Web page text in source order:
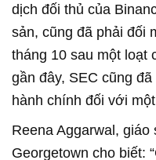
dịch đối thủ của
sản, cũng đã phải đối
tháng 10 sau một loạt
gần đây, SEC cũng
hành chính đối với
Reena Aggarwal,
Georgetown cho biết: